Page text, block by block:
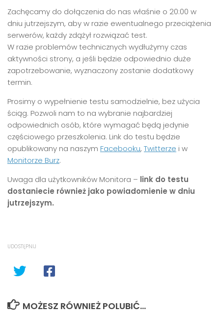
Zachęcamy do dołączenia do nas właśnie o 20:00 w
dniu jutrzejszym, aby w razie ewentualnego przeciążenia
serwerów, każdy zdążył rozwiązać test.
W razie problemów technicznych wydłużymy czas
aktywności strony, a jeśli będzie odpowiednio duże
zapotrzebowanie, wyznaczony zostanie dodatkowy
termin.
Prosimy o wypełnienie testu samodzielnie, bez użycia
ściąg. Pozwoli nam to na wybranie najbardziej
odpowiednich osób, które wymagać będą jedynie
częściowego przeszkolenia. Link do testu będzie
opublikowany na naszym Facebooku, Twitterze i w
Monitorze Burz.
Uwaga dla użytkowników Monitora – link do testu
dostaniecie również jako powiadomienie w dniu
jutrzejszym.
UDOSTĘPNIJ
MOŻESZ RÓWNIEŻ POLUBIĆ…